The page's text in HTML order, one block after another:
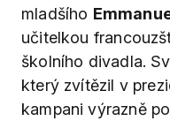
mladšího
učitelkou
školního divadla.
který zvítězil v
kampani výrazně